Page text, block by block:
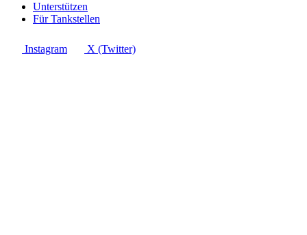
Unterstützen
Für Tankstellen
Instagram X (Twitter)